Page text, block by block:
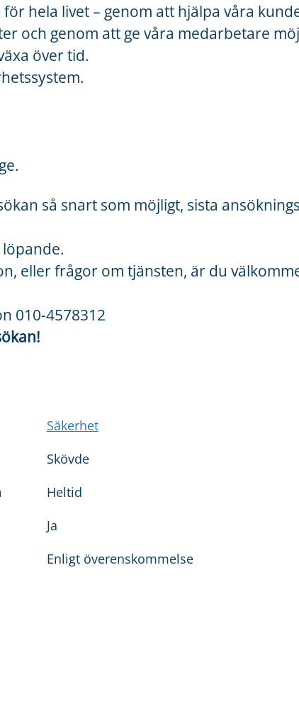
hela livet – genom att hjälpa våra
och genom att ge våra medarbetare
över tid.
så snart som möjligt, sista
eller frågor om tjänsten, är du
010-4578312
Säkerhet
Skövde
Heltid
Ja
Enligt överenskommelse